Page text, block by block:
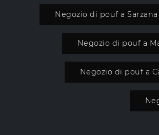
Negozio di pouf a Sarzana
Negozio di pouf a
Negozio di pouf a